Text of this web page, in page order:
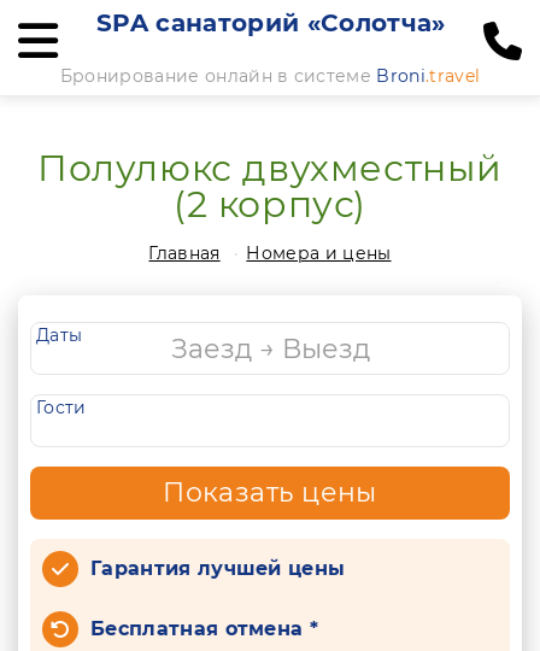
SPA санаторий «Солотча»
Бронирование онлайн в системе Broni.travel
Полулюкс двухместный
(2 корпус)
Главная Номера и цены
Даты
Гости
Показать цены
Гарантия лучшей цены
Бесплатная отмена *